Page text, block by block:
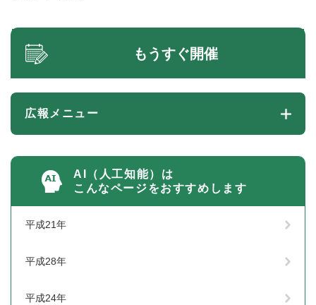
もうすぐ開催
広報メニュー
AI（人工知能）は
こんなページをおすすめします
平成21年
平成28年
平成24年